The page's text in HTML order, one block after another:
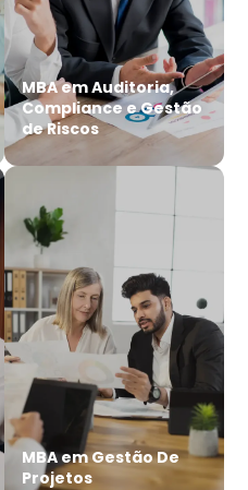
MBA em Auditoria,
Compliance e Gestão
de Riscos
MBA em Gestão De
Projetos